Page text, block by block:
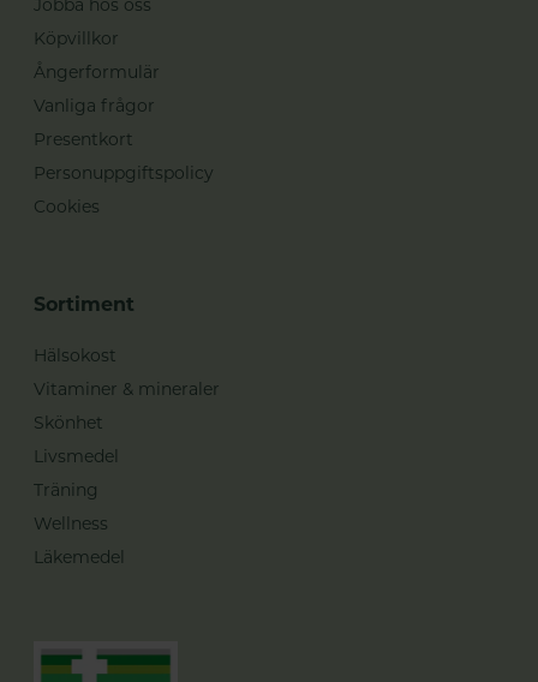
Jobba hos oss
Köpvillkor
Ångerformulär
Vanliga frågor
Presentkort
Personuppgiftspolicy
Cookies
Sortiment
Hälsokost
Vitaminer & mineraler
Skönhet
Livsmedel
Träning
Wellness
Läkemedel